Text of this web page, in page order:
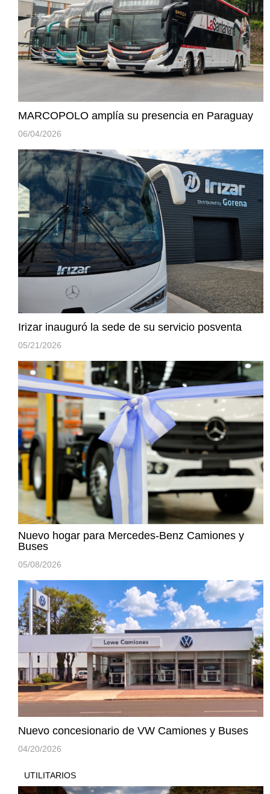
MARCOPOLO amplía su presencia en Paraguay
06/04/2026
Irizar inauguró la sede de su servicio posventa
05/21/2026
Nuevo hogar para Mercedes-Benz Camiones y
Buses
05/08/2026
Nuevo concesionario de VW Camiones y Buses
04/20/2026
UTILITARIOS